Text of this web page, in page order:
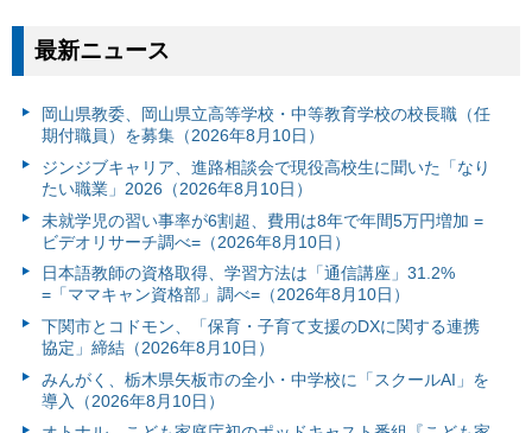
最新ニュース
岡山県教委、岡山県立高等学校・中等教育学校の校長職（任
期付職員）を募集（2026年8月10日）
ジンジブキャリア、進路相談会で現役高校生に聞いた「なり
たい職業」2026（2026年8月10日）
未就学児の習い事率が6割超、費用は8年で年間5万円増加 =
ビデオリサーチ調べ=（2026年8月10日）
日本語教師の資格取得、学習方法は「通信講座」31.2%
=「ママキャン資格部」調べ=（2026年8月10日）
下関市とコドモン、「保育・子育て支援のDXに関する連携
協定」締結（2026年8月10日）
みんがく、栃木県矢板市の全小・中学校に「スクールAI」を
導入（2026年8月10日）